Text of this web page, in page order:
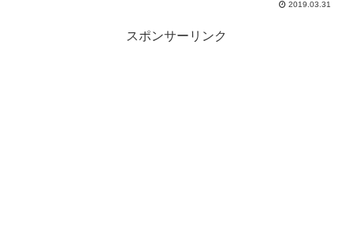
2019.03.31
スポンサーリンク